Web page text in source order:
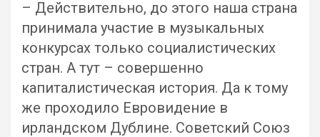
– Действительно, до этого наша страна
принимала участие в музыкальных
конкурсах только социалистических
стран. А тут – совершенно
капиталистическая история. Да к тому
же проходило Евровидение в
ирландском Дублине. Советский Союз